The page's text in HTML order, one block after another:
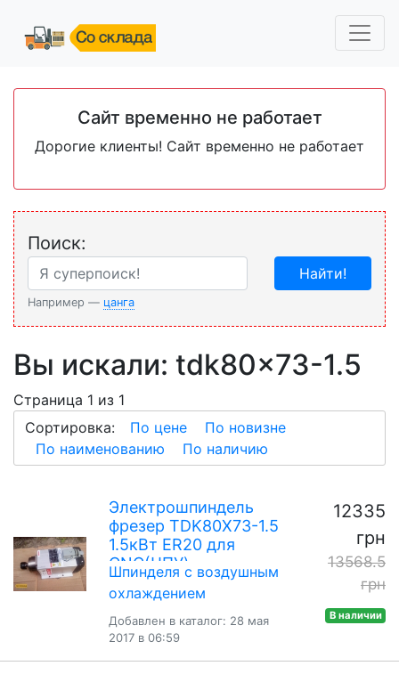
Сайт временно не работает
Дорогие клиенты! Сайт временно не работает
Поиск:
Например — цанга
Найти!
Вы искали: tdk80x73-1.5
Страница 1 из 1
Сортировка:
По цене
По новизне
По наименованию
По наличию
Электрошпиндель
фрезер TDK80X73-1.5
1.5кВт ER20 для
CNC(ЧПУ)
Шпинделя с воздушным
охлаждением
Добавлен в каталог: 28 мая
2017 в 06:59
12335
грн
13568.5
грн
В наличии